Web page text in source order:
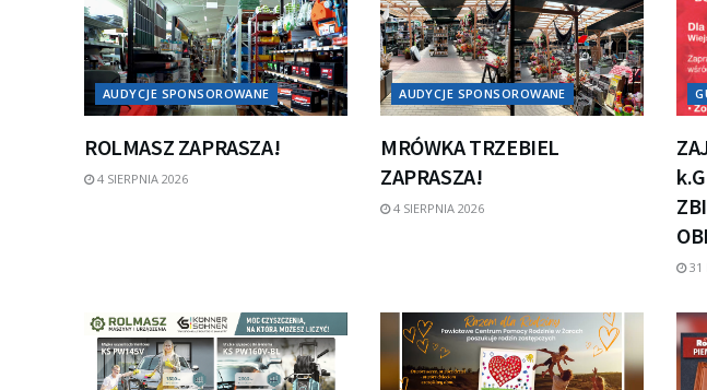
AUDYCJE SPONSOROWANE
ROLMASZ ZAPRASZA!
4 SIERPNIA 2026
AUDYCJE SPONSOROWANE
MRÓWKA TRZEBIEL
ZAPRASZA!
4 SIERPNIA 2026
31